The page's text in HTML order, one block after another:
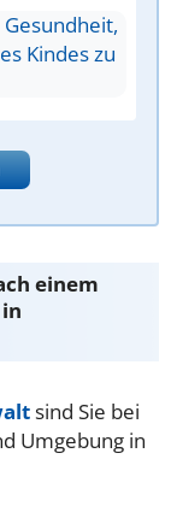
Kindes zu
einem
sind Sie bei
Umgebung in